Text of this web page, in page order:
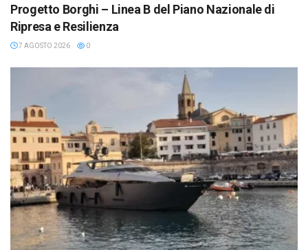
Progetto Borghi – Linea B del Piano Nazionale di
Ripresa e Resilienza
7 AGOSTO 2026 0